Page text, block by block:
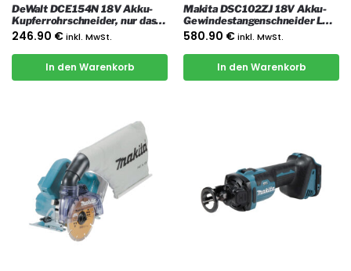
DeWalt DCE154N 18V Akku-
Kupferrohrschneider, nur das
Gerät
246.90 €inkl. MwSt.
In den Warenkorb
Makita DSC102ZJ 18V Akku-
Gewindestangenschneider LXT
mit Koffer
580.90 €inkl. MwSt.
In den Warenkorb